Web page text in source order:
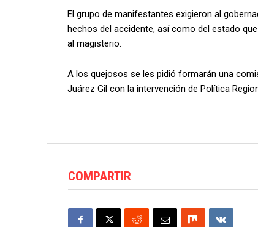
El grupo de manifestantes exigieron al
hechos del accidente, así como del estado
al magisterio.
A los quejosos se les pidió formarán una
Juárez Gil con la intervención de Política
COMPARTIR